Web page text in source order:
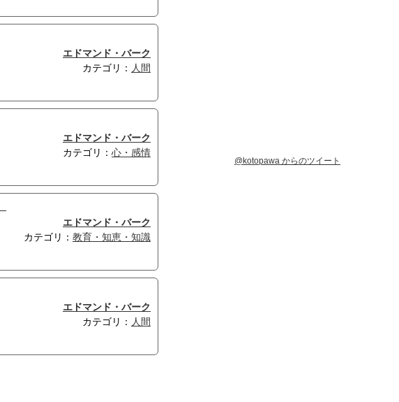
エドマンド・バーク
カテゴリ： 人間
エドマンド・バーク
カテゴリ： 心・感情
エドマンド・バーク
カテゴリ： 教育・知恵・知識
エドマンド・バーク
カテゴリ： 人間
@kotopawa からのツイート